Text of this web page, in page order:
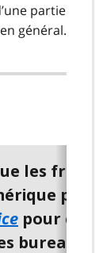
partie
général.
les frais
pour
bureaux